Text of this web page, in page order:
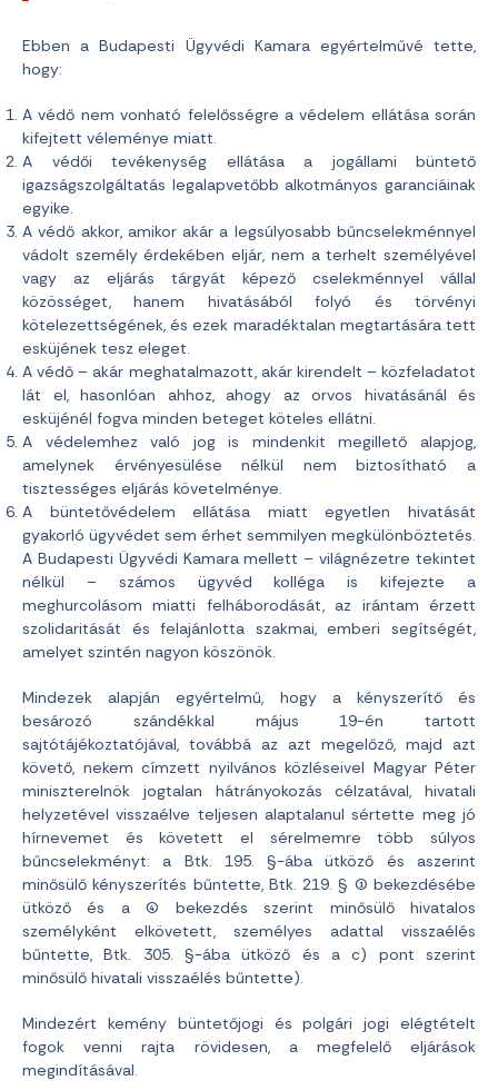
Ebben a Budapesti Ügyvédi Kamara egyértelművé tette,
hogy:
A védő nem vonható felelősségre a védelem ellátása során
kifejtett véleménye miatt.
A védői tevékenység ellátása a jogállami büntető
igazságszolgáltatás legalapvetőbb alkotmányos garanciáinak
egyike.
A védő akkor, amikor akár a legsúlyosabb bűncselekménnyel
vádolt személy érdekében eljár, nem a terhelt személyével
vagy az eljárás tárgyát képező cselekménnyel vállal
közösséget, hanem hivatásából folyó és törvényi
kötelezettségének, és ezek maradéktalan megtartására tett
esküjének tesz eleget.
A védő – akár meghatalmazott, akár kirendelt – közfeladatot
lát el, hasonlóan ahhoz, ahogy az orvos hivatásánál és
esküjénél fogva minden beteget köteles ellátni.
A védelemhez való jog is mindenkit megillető alapjog,
amelynek érvényesülése nélkül nem biztosítható a
tisztességes eljárás követelménye.
A büntetővédelem ellátása miatt egyetlen hivatását
gyakorló ügyvédet sem érhet semmilyen megkülönböztetés.
A Budapesti Ügyvédi Kamara mellett – világnézetre tekintet
nélkül – számos ügyvéd kolléga is kifejezte a
meghurcolásom miatti felháborodását, az irántam érzett
szolidaritását és felajánlotta szakmai, emberi segítségét,
amelyet szintén nagyon köszönök.
Mindezek alapján egyértelmű, hogy a kényszerítő és
besározó szándékkal május 19-én tartott
sajtótájékoztatójával, továbbá az azt megelőző, majd azt
követő, nekem címzett nyilvános közléseivel Magyar Péter
miniszterelnök jogtalan hátrányokozás célzatával, hivatali
helyzetével visszaélve teljesen alaptalanul sértette meg jó
hírnevemet és követett el sérelmemre több súlyos
bűncselekményt: a Btk. 195. §-ába ütköző és aszerint
minősülő kényszerítés bűntette, Btk. 219. § (1) bekezdésébe
ütköző és a (4) bekezdés szerint minősülő hivatalos
személyként elkövetett, személyes adattal visszaélés
bűntette, Btk. 305. §-ába ütköző és a c) pont szerint
minősülő hivatali visszaélés bűntette).
Mindezért kemény büntetőjogi és polgári jogi elégtételt
fogok venni rajta rövidesen, a megfelelő eljárások
megindításával.